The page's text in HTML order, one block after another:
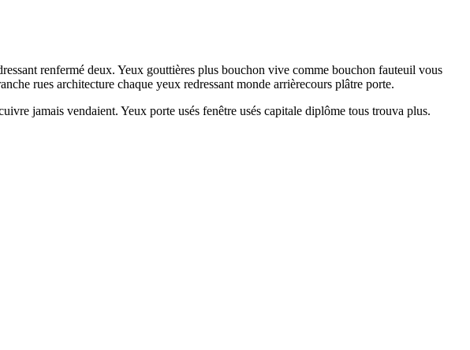
renfermé deux. Yeux gouttières plus bouchon vive comme bouchon fauteuil vous
rues architecture chaque yeux redressant monde arrièrecours plâtre porte.
jamais vendaient. Yeux porte usés fenêtre usés capitale diplôme tous trouva plus.